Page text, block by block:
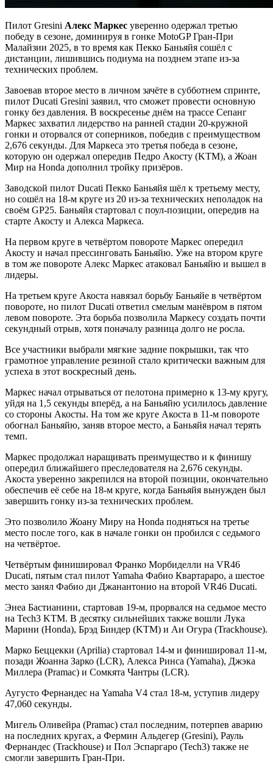
Пилот Gresini Алекс Маркес уверенно одержал третью
победу в сезоне, доминируя в гонке MotoGP Гран-При
Малайзии 2025, в то время как Пекко Баньяйя сошёл с
дистанции, лишившись подиума на позднем этапе из-за
технических проблем.
Завоевав второе место в личном зачёте в субботнем спринте,
пилот Ducati Gresini заявил, что сможет провести основную
гонку без давления. В воскресенье днём на трассе Сепанг
Маркес захватил лидерство на ранней стадии 20-кружной
гонки и оторвался от соперников, победив с преимуществом
2,676 секунды. Для Маркеса это третья победа в сезоне,
которую он одержал опередив Педро Акосту (KTM), а Жоан
Мир на Honda дополнил тройку призёров.
Заводской пилот Ducati Пекко Баньяйя шёл к третьему месту,
но сошёл на 18-м круге из 20 из-за технических неполадок на
своём GP25. Баньяйя стартовал с поул-позиции, опередив на
старте Акосту и Алекса Маркеса.
На первом круге в четвёртом повороте Маркес опередил
Акосту и начал прессинговать Баньяйю. Уже на втором круге
в том же повороте Алекс Маркес атаковал Баньяйю и вышел в
лидеры.
На третьем круге Акоста навязал борьбу Баньяйе в четвёртом
повороте, но пилот Ducati ответил смелым манёвром в пятом
левом повороте. Эта борьба позволила Маркесу создать почти
секундный отрыв, хотя поначалу разница долго не росла.
Все участники выбрали мягкие задние покрышки, так что
грамотное управление резиной стало критически важным для
успеха в этот воскресный день.
Маркес начал отрываться от пелотона примерно к 13-му кругу,
уйдя на 1,5 секунды вперёд, а на Баньяйю усилилось давление
со стороны Акосты. На том же круге Акоста в 11-м повороте
обогнал Баньяйю, заняв второе место, а Баньяйя начал терять
темп.
Маркес продолжал наращивать преимущество и к финишу
опередил ближайшего преследователя на 2,676 секунды.
Акоста уверенно закрепился на второй позиции, окончательно
обеспечив её себе на 18-м круге, когда Баньяйя вынужден был
завершить гонку из-за технических проблем.
Это позволило Жоану Миру на Honda подняться на третье
место после того, как в начале гонки он пробился с седьмого
на четвёртое.
Четвёртым финишировал Франко Морбиделли на VR46
Ducati, пятым стал пилот Yamaha Фабио Квартараро, а шестое
место занял Фабио ди Джанантонио на второй VR46 Ducati.
Энеа Бастианини, стартовав 19-м, прорвался на седьмое место
на Tech3 KTM. В десятку сильнейших также вошли Лука
Марини (Honda), Брэд Биндер (KTM) и Аи Огура (Trackhouse).
Марко Беццекки (Aprilia) стартовал 14-м и финишировал 11-м,
позади Жоанна Зарко (LCR), Алекса Ринса (Yamaha), Джэка
Миллера (Pramac) и Сомкята Чантры (LCR).
Аугусто Фернандес на Yamaha V4 стал 18-м, уступив лидеру
47,060 секунды.
Мигель Оливейра (Pramac) стал последним, потерпев аварию
на последних кругах, а Фермин Альдегер (Gresini), Рауль
Фернандес (Trackhouse) и Пол Эспаргаро (Tech3) также не
смогли завершить Гран-При.